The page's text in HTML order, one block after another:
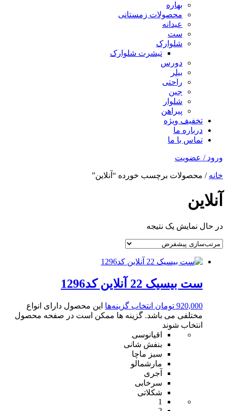
بهاره
محصولات زمستانی
عیدانه
ست
شلوارک
تیشرت شلوارک
دورس
بیلر
راحتی
جین
شلوار
پیراهن
تخفیف ویژه
درباره ما
تماس با ما
ورود / عضویت
خانه / محصولات برچسب خورده “آنلاین”
آنلاین
در حال نمایش یک نتیجه
ست بیسیک 22 آنلاین کد1296
920,000 تومان انتخاب گزینه‌ها این محصول دارای انواع
مختلفی می باشد. گزینه ها ممکن است در صفحه محصول
انتخاب شوند
اقیانوسی
بنفش شانی
سبز ماچا
مارشمالو
آجری
سرخابی
شکلاتی
1